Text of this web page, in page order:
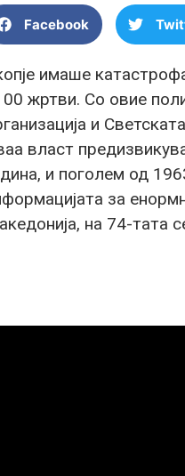
Facebook
имаше
жртви. Со овие
и
власт
и поголем од
за
на 74-тата